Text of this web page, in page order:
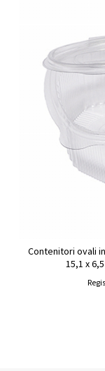
Contenitori ovali
15,1 x